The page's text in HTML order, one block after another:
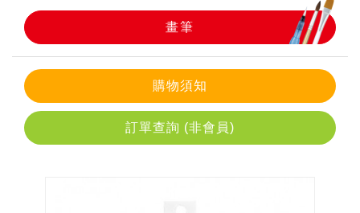
畫筆
購物須知
訂單查詢 (非會員)